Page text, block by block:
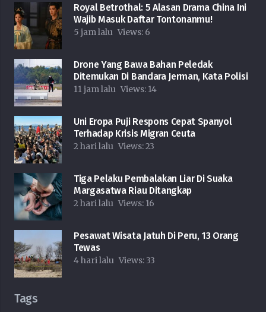
Royal Betrothal: 5 Alasan Drama China Ini
Wajib Masuk Daftar Tontonanmu!
5 jam lalu Views: 6
Drone Yang Bawa Bahan Peledak
Ditemukan Di Bandara Jerman, Kata Polisi
11 jam lalu Views: 14
Uni Eropa Puji Respons Cepat Spanyol
Terhadap Krisis Migran Ceuta
2 hari lalu Views:23
Tiga Pelaku Pembalakan Liar Di Suaka
Margasatwa Riau Ditangkap
2 hari lalu Views: 16
Pesawat Wisata Jatuh Di Peru, 13 Orang
Tewas
4 hari lalu Views: 33
Tags